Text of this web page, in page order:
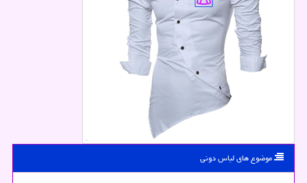
موضوع های لباس دونی